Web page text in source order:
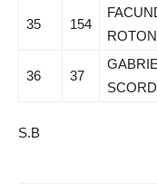
35 154
36 37
S.B